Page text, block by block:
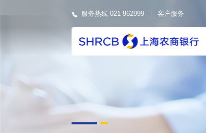
服务热线 021-962999 客户服务